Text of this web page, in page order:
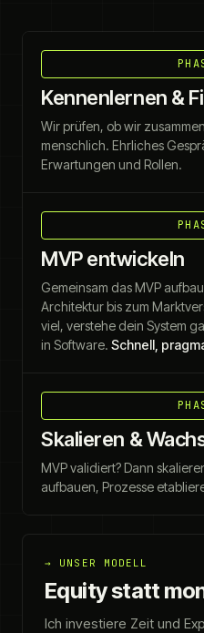
Kennenlernen &
Wir prüfen, ob wir
menschlich. Ehrliches
Erwartungen und Rollen.
MVP entwickeln
Gemeinsam das MVP
Architektur bis zum
viel, verstehe dein System
in Software. Schnell,
Skalieren &
MVP validiert? Dann
aufbauen, Prozesse
→ UNSER MODELL
Equity statt
Ich investiere Zeit und